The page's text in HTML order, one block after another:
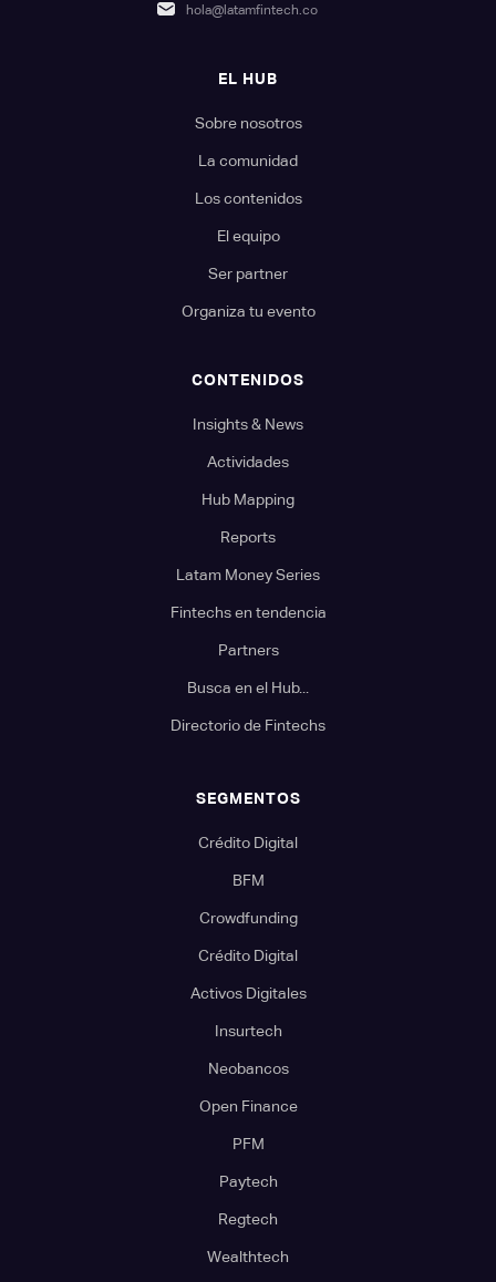
hola@latamfintech.co
EL HUB
Sobre nosotros
La comunidad
Los contenidos
El equipo
Ser partner
Organiza tu evento
CONTENIDOS
Insights & News
Actividades
Hub Mapping
Reports
Latam Money Series
Fintechs en tendencia
Partners
Busca en el Hub...
Directorio de Fintechs
SEGMENTOS
Crédito Digital
BFM
Crowdfunding
Crédito Digital
Activos Digitales
Insurtech
Neobancos
Open Finance
PFM
Paytech
Regtech
Wealthtech